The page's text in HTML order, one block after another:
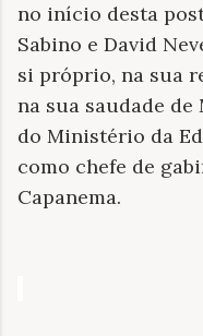
no início desta
Sabino e David
si próprio, na sua
na sua saudade
do Ministério da
como chefe de
Capanema.